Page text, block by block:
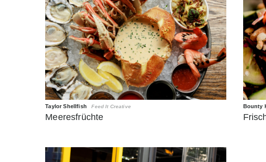
Taylor Shellfish Feed It Creative
Meeresfrüchte
Bounty